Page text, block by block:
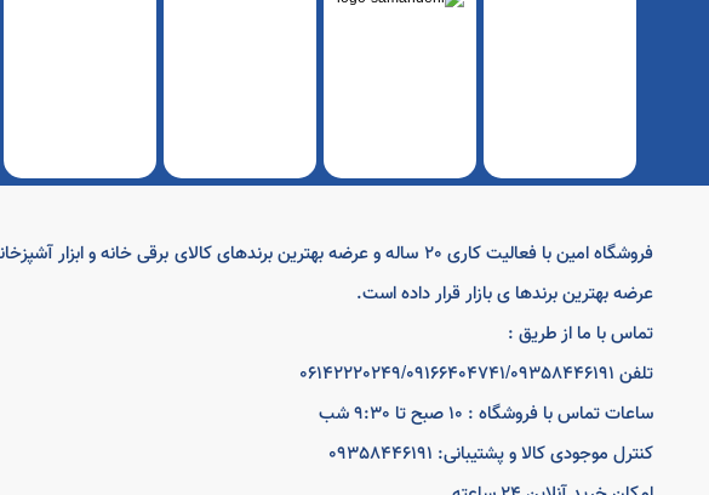
فروشگاه امین با فعالیت کاری 20 ساله و عرضه بهترین برندهای
عرضه بهترین برندها ی بازار قرار داده است.
تماس با ما از طریق :
تلفن 06142220249/09166404741/09358446191
ساعات تماس با فروشگاه : 10 صبح تا 9:30 شب
کنترل موجودی کالا و پشتیبانی: 09358446191